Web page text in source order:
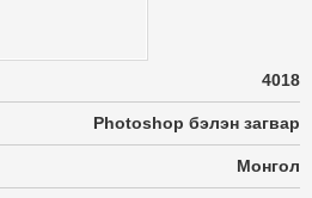
4018
Photoshop бэлэн загвар
Монгол